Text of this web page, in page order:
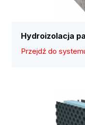
Hydroizolacja
Przejdź do